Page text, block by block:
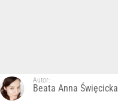
Autor:
Beata Anna Święcicka